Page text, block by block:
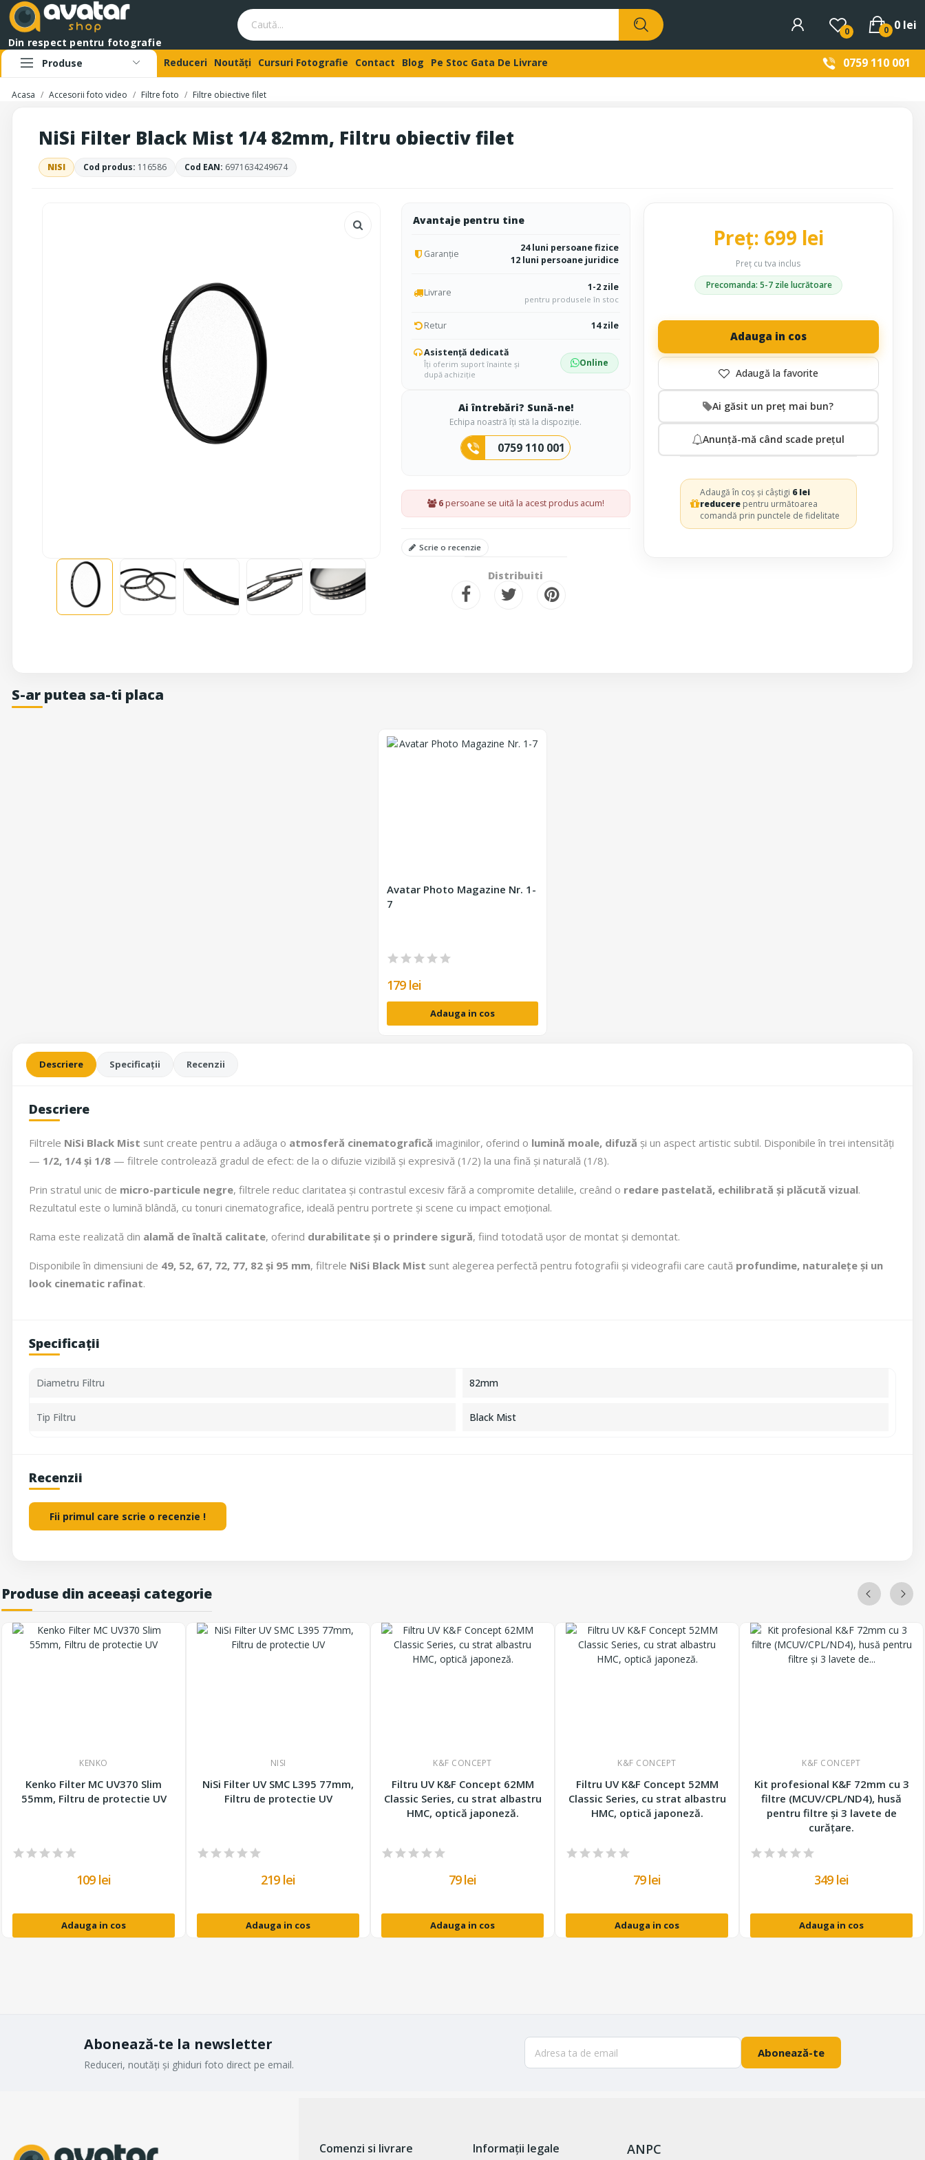
Din respect pentru fotografie
0 0 lei
0
Produse Reduceri Noutăți Cursuri Fotografie Contact Blog Pe Stoc Gata De Livrare 0759 110 001
Acasa Accesorii foto video Filtre foto Filtre obiective filet
NiSi Filter Black Mist 1/4 82mm, Filtru obiectiv filet
NISI Cod produs: 116586 Cod EAN: 6971634249674
Avantaje pentru tine
Garanție
24 luni persoane fizice
12 luni persoane juridice
Livrare 1-2 zile
pentru produsele în stoc
Retur 14 zile
Asistență dedicată
Îți oferim suport înainte și
după achiziție
Online
Ai întrebări? Sună-ne!
Echipa noastră îți stă la dispoziție.
0759 110 001
6persoane se uită la acest produs acum!
Scrie o recenzie
Distribuiti
Preț: 699 lei
Preț cu tva inclus
Precomanda: 5-7 zile lucrătoare
Adauga in cos
Ai găsit un preț mai bun?
Anunță-mă când scade prețul
Adaugă în coș și câștigi 6 lei
reducere pentru următoarea
comandă prin punctele de fidelitate
S-ar putea sa-ti placa
Avatar Photo Magazine Nr. 1-
7
179 lei
Adauga in cos
Descriere Specificații Recenzii
Descriere
Filtrele NiSi Black Mist sunt create pentru a adăuga o atmosferă cinematografică imaginilor, oferind o lumină moale, difuză și un aspect artistic subtil. Disponibile în trei intensități
— 1/2, 1/4 și 1/8 — filtrele controlează gradul de efect: de la o difuzie vizibilă și expresivă (1/2) la una fină și naturală (1/8).
Prin stratul unic de micro-particule negre, filtrele reduc claritatea și contrastul excesiv fără a compromite detaliile, creând o redare pastelată, echilibrată și plăcută vizual.
Rezultatul este o lumină blândă, cu tonuri cinematografice, ideală pentru portrete și scene cu impact emoțional.
Rama este realizată din alamă de înaltă calitate, oferind durabilitate și o prindere sigură, fiind totodată ușor de montat și demontat.
Disponibile în dimensiuni de 49, 52, 67, 72, 77, 82 și 95 mm, filtrele NiSi Black Mist sunt alegerea perfectă pentru fotografii și videografii care caută profundime, naturalețe și un
look cinematic rafinat.
Specificații
Diametru Filtru 82mm
Tip Filtru Black Mist
Recenzii
Fii primul care scrie o recenzie !
Produse din aceeași categorie
KENKO
Kenko Filter MC UV370 Slim
55mm, Filtru de protectie UV
109 lei
Adauga in cos
NISI
NiSi Filter UV SMC L395 77mm,
Filtru de protectie UV
219 lei
Adauga in cos
K&F CONCEPT
Filtru UV K&F Concept 62MM
Classic Series, cu strat albastru
HMC, optică japoneză.
79 lei
Adauga in cos
K&F CONCEPT
Filtru UV K&F Concept 52MM
Classic Series, cu strat albastru
HMC, optică japoneză.
79 lei
Adauga in cos
K&F CONCEPT
Kit profesional K&F 72mm cu 3
filtre (MCUV/CPL/ND4), husă
pentru filtre și 3 lavete de
curățare.
349 lei
Adauga in cos
Abonează-te la newsletter
Reduceri, noutăți și ghiduri foto direct pe email.
Abonează-te
Comenzi si livrare Informații legale ANPC